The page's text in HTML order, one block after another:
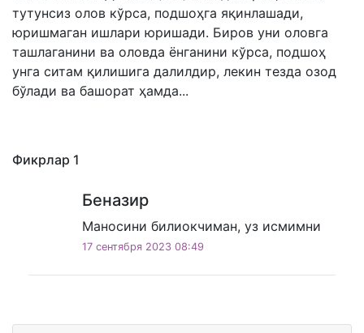
тутунсиз олов кўрса, подшоҳга яқинлашади,
юришмаган ишлари юришади. Биров уни оловга
ташлаганини ва оловда ёнганини кўрса, подшоҳ
унга ситам қилишига далилдир, лекин тезда озод
бўлади ва башорат ҳамда...
Фикрлар 1
Беназир
Маносини билиокчиман, уз исмимни
17 сентября 2023 08:49